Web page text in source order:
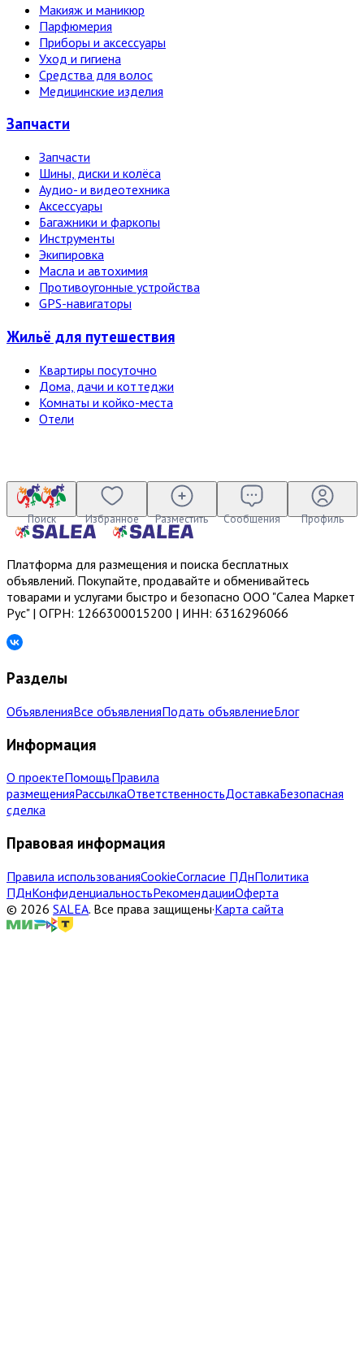
Макияж и маникюр
Парфюмерия
Приборы и аксессуары
Уход и гигиена
Средства для волос
Медицинские изделия
Запчасти
Запчасти
Шины, диски и колёса
Аудио- и видеотехника
Аксессуары
Багажники и фаркопы
Инструменты
Экипировка
Масла и автохимия
Противоугонные устройства
GPS-навигаторы
Жильё для путешествия
Квартиры посуточно
Дома, дачи и коттеджи
Комнаты и койко-места
Отели
Поиск Избранное Разместить Сообщения Профиль
Платформа для размещения и поиска бесплатных
объявлений. Покупайте, продавайте и обменивайтесь
товарами и услугами быстро и безопасно ООО "Салеа Маркет
Рус" | ОГРН: 1266300015200 | ИНН: 6316296066
Разделы
ОбъявленияВсе объявленияПодать объявлениеБлог
Информация
О проектеПомощьПравила
размещенияРассылкаОтветственностьДоставкаБезопасная
сделка
Правовая информация
Правила использованияCookieСогласие ПДнПолитика
ПДнКонфиденциальностьРекомендацииОферта
© 2026 SALEA. Все права защищены·Карта сайта